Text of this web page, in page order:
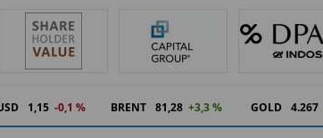
1,15 -0,1 % BRENT 81,28 +3,3 % GOLD 4.266